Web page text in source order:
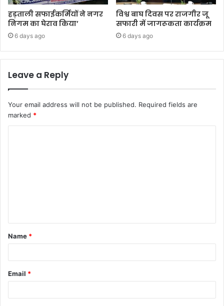
हड़ताली सफाईकर्मियों ने नगर
निगम का घेराव किया’
6 days ago
विश्व बाघ दिवस पर राजगीर जू
सफारी में जागरूकता कार्यक्रम
6 days ago
Leave a Reply
Your email address will not be published. Required fields are
marked *
Name *
Email *